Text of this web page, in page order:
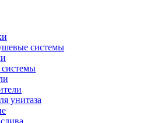
системы
унитаза